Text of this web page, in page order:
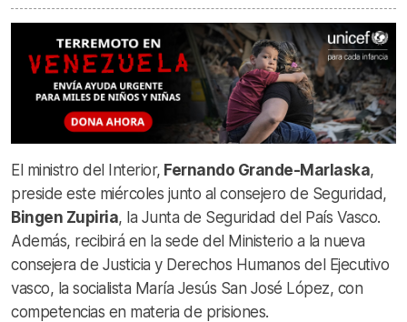
El ministro del Interior, Fernando Grande-Marlaska,
preside este miércoles junto al consejero de Seguridad,
Bingen Zupiria, la Junta de Seguridad del País Vasco.
Además, recibirá en la sede del Ministerio a la nueva
consejera de Justicia y Derechos Humanos del Ejecutivo
vasco, la socialista María Jesús San José López, con
competencias en materia de prisiones.